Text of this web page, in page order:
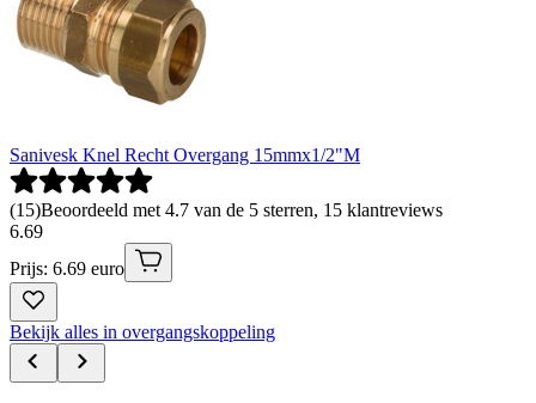
Sanivesk Knel Recht Overgang 15mmx1/2"M
(15)Beoordeeld met 4.7 van de 5 sterren, 15 klantreviews
6.69
Prijs: 6.69 euro
Bekijk alles in overgangskoppeling